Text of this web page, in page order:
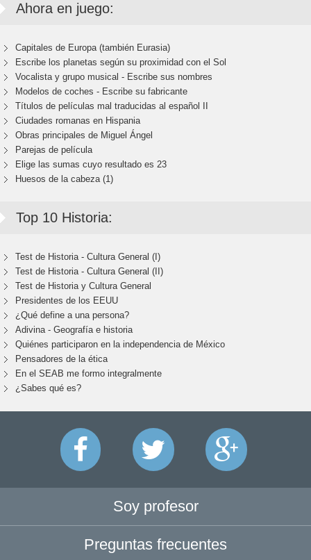
Ahora en juego:
Capitales de Europa (también Eurasia)
Escribe los planetas según su proximidad con el Sol
Vocalista y grupo musical - Escribe sus nombres
Modelos de coches - Escribe su fabricante
Títulos de películas mal traducidas al español II
Ciudades romanas en Hispania
Obras principales de Miguel Ángel
Parejas de película
Elige las sumas cuyo resultado es 23
Huesos de la cabeza (1)
Top 10 Historia:
Test de Historia - Cultura General (I)
Test de Historia - Cultura General (II)
Test de Historia y Cultura General
Presidentes de los EEUU
¿Qué define a una persona?
Adivina - Geografía e historia
Quiénes participaron en la independencia de México
Pensadores de la ética
En el SEAB me formo integralmente
¿Sabes qué es?
Soy profesor
Preguntas frecuentes